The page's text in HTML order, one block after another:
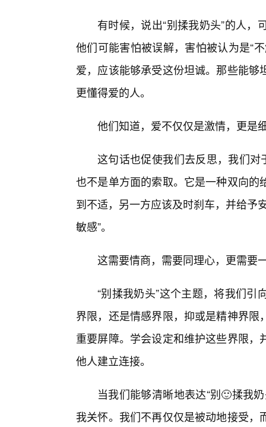
有时候，说出“别揉我奶头”的人
他们可能害怕被误解，害怕被认为是“
爱，应该能够承受这份坦诚。那些能
更懂得爱的人。
他们知道，爱不仅仅是激情，更是
这句话也促使我们去反思，我们对
也不是单方面的索取。它是一种双向
到不适，另一方应该及时刹车，并给予
敏感”。
这需要情商，需要同理心，更需要
“别揉我奶头”这个主题，将我们
界限，还是情感界限，抑或是精神界
重要屏障。学会设定和维护这些界限
他人建立连接。
当我们能够清晰地表达“别🙂揉我
我关怀。我们不再仅仅是被动地接受